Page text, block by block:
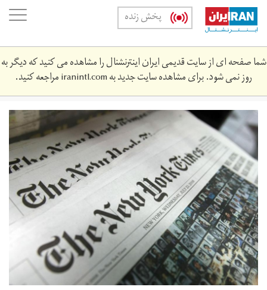
Skip
main
content
پخش زنده
شما صفحه ای از سایت قدیمی ایران اینترنشنال را مشاهده می کنید که دیگر به
روز نمی شود. برای مشاهده سایت جدید بهiranintl.comمراجعه کنید.
150202142706-
new-
york-
times-
profit-
780x439.jpg